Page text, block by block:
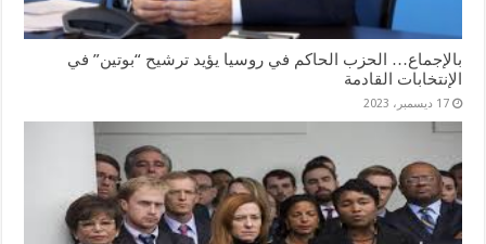
بالإجماع… الحزب الحاكم في روسيا يؤيد ترشيح “بوتين” في
الإنتخابات القادمة
17 ديسمبر، 2023